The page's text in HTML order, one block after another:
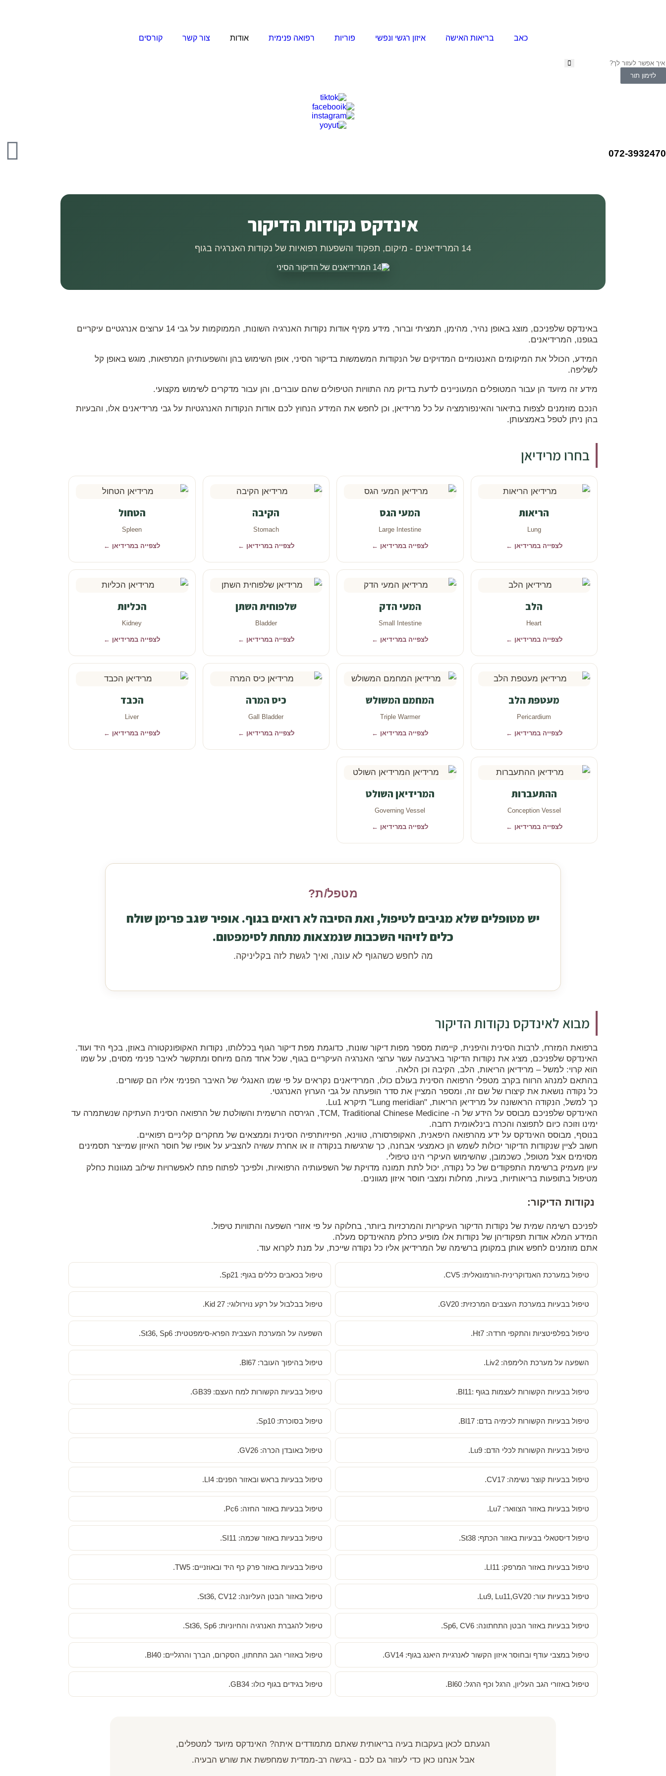
כאב בריאות האישה איזון רגשי ונפשי פוריות רפואה פנימית אודות צור קשר קורסים
לזימון תור
072-3932470
אינדקס נקודות הדיקור
14 המרידיאנים - מיקום, תפקוד והשפעות רפואיות של נקודות האנרגיה בגוף
באינדקס שלפניכם, מוצג באופן נהיר, מהימן, תמציתי וברור, מידע מקיף אודות נקודות האנרגיה השונות, הממוקמות על גבי 14 ערוצים אנרגטיים עיקריים
בגופנו, המרידיאנים.
המידע, הכולל את המיקומים האנטומיים המדויקים של הנקודות המשמשות בדיקור הסיני, אופן השימוש בהן והשפעותיהן המרפאות, מוגש באופן קל
לשליפה.
מידע זה מיועד הן עבור המטופלים המעוניינים לדעת בדיוק מה התוויות הטיפולים שהם עוברים, והן עבור מדקרים לשימוש מקצועי.
הנכם מוזמנים לצפות בתיאור והאינפורמציה על כל מרידיאן, וכן לחפש את המידע הנחוץ לכם אודות הנקודות האנרגטיות על גבי מרידיאנים אלו, והבעיות
בהן ניתן לטפל באמצעותן.
בחרו מרידיאן
הריאות
Lung
לצפייה במרידיאן ←
המעי הגס
Large Intestine
לצפייה במרידיאן ←
הקיבה
Stomach
לצפייה במרידיאן ←
הטחול
Spleen
לצפייה במרידיאן ←
הלב
Heart
לצפייה במרידיאן ←
המעי הדק
Small Intestine
לצפייה במרידיאן ←
שלפוחית השתן
Bladder
לצפייה במרידיאן ←
הכליות
Kidney
לצפייה במרידיאן ←
מעטפת הלב
Pericardium
לצפייה במרידיאן ←
המחמם המשולש
Triple Warmer
לצפייה במרידיאן ←
כיס המרה
Gall Bladder
לצפייה במרידיאן ←
הכבד
Liver
לצפייה במרידיאן ←
ההתעברות
Conception Vessel
לצפייה במרידיאן ←
המרידיאן השולט
Governing Vessel
לצפייה במרידיאן ←
מטפל/ת?
יש מטופלים שלא מגיבים לטיפול, ואת הסיבה לא רואים בגוף. אופיר שגב פרימן שולח
כלים לזיהוי השכבות שנמצאות מתחת לסימפטום.
מה לחפש כשהגוף לא עונה, ואיך לגשת לזה בקליניקה.
מבוא לאינדקס נקודות הדיקור
ברפואת המזרח, לרבות הסינית והיפנית, קיימות מספר מפות דיקור שונות, כדוגמת מפת דיקור הגוף בכללותו, נקודות האקופונקטורה באוזן, בכף היד ועוד.
האינדקס שלפניכם, מציג את נקודות הדיקור בארבעה עשר ערוצי האנרגיה העיקריים בגוף, שכל אחד מהם מיוחס ומתקשר לאיבר פנימי מסוים, על שמו
הוא קרוי: למשל – מרידיאן הריאות, הלב, הקיבה וכן הלאה.
בהתאם למנהג הרווח בקרב מטפלי הרפואה הסינית בעולם כולו, המרידיאנים נקראים על פי שמו האנגלי של האיבר הפנימי אליו הם קשורים.
כל נקודה נושאת את קיצורו של שם זה, ומספר המציין את סדר הופעתה על גבי הערוץ האנרגטי.
כך למשל, הנקודה הראשונה על מרידיאן הריאות, "Lung meridian" תיקרא Lu1.
האינדקס שלפניכם מבוסס על הידע של ה- TCM, Traditional Chinese Medicine, הגירסה הרשמית והשולטת של הרפואה הסינית העתיקה שנשתמרה עד
ימינו וזוכה כיום לתפוצה והכרה בינלאומית רחבה.
בנוסף, מבוסס האינדקס על ידע מהרפואה היפאנית, האקופרסורה, טווינא, הפיזיותרפיה הסינית וממצאים של מחקרים קליניים רפואיים.
חשוב לציין שנקודות הדיקור יכולות לשמש הן כאמצעי אבחנה, כך שרגישות בנקודה זו או אחרת עשויה להצביע על אופיו של חוסר האיזון שמייצר תסמינים
מסוימים אצל מטופל, כשכמובן, שהשימוש העיקרי הינו טיפולי.
עיון מעמיק ברשימת התפקודים של כל נקודה, יכול לתת תמונה מדויקת של השפעותיה הרפואיות, ולפיכך לפתוח פתח לאפשרויות שילוב מגוונות כחלק
מטיפול בתופעות בריאותיות, בעיות, מחלות ומצבי חוסר איזון מגוונים.
נקודות הדיקור:
לפניכם רשימה שמית של נקודות הדיקור העיקריות והמרכזיות ביותר, בחלוקה על פי אזורי השפעה והתוויות טיפול.
המידע המלא אודות תפקודיהן של נקודות אלו מופיע כחלק מהאינדקס מעלה.
אתם מוזמנים לחפש אותן במקומן ברשימה של המרידיאן אליו כל נקודה שייכת, על מנת לקרוא עוד.
טיפול במערכת האנדוקרינית-הורמונאלית: CV5. טיפול בכאבים כללים בגוף: Sp21.
טיפול בבעיות במערכת העצבים המרכזית: GV20. טיפול בבלבול על רקע נוירולוגי: Kid 27.
טיפול בפלפיטציות והתקפי חרדה: Ht7. השפעה על המערכת העצבית הפרא-סימפטטית: St36, Sp6.
השפעה על מערכת הלימפה: Liv2. טיפול בהיפוך העובר: Bl67.
טיפול בבעיות הקשורות לעצמות בגוף :Bl11. טיפול בבעיות הקשורות למח העצם: GB39.
טיפול בבעיות הקשורות לכימיה בדם: Bl17. טיפול בסוכרת: Sp10.
טיפול בבעיות הקשורות לכלי הדם: Lu9. טיפול באובדן הכרה: GV26.
טיפול בבעיות קוצר נשימה: CV17. טיפול בבעיות בראש ובאזור הפנים: LI4.
טיפול בבעיות באזור הצוואר: Lu7. טיפול בבעיות באזור החזה: Pc6.
טיפול דיסטאלי בבעיות באזור הכתף: St38. טיפול בבעיות באזור שכמה: SI11.
טיפול בבעיות באזור המרפק: LI11. טיפול בבעיות באזור פרק כף היד ובאוזניים: TW5.
טיפול בבעיות עור: Lu9, Lu11,GV20. טיפול באזור הבטן העליונה: St36, CV12.
טיפול בבעיות באזור הבטן התחתונה: Sp6, CV6. טיפול להגברת האנרגיה והחיוניות: St36, Sp6.
טיפול במצבי עודף ובחוסר איזון הקשור לאנרגיית היאנג בגוף: GV14. טיפול באזורי הגב התחתון, הסקרום, הברך והרגליים: Bl40.
טיפול באזורי הגב העליון, הרגל וכף הרגל: Bl60. טיפול בגידים בגוף כולו: GB34.
הגעתם לכאן בעקבות בעיה בריאותית שאתם מתמודדים איתה? האינדקס מיועד למטפלים,
אבל אנחנו כאן כדי לעזור גם לכם - בגישה רב-ממדית שמחפשת את שורש הבעיה.